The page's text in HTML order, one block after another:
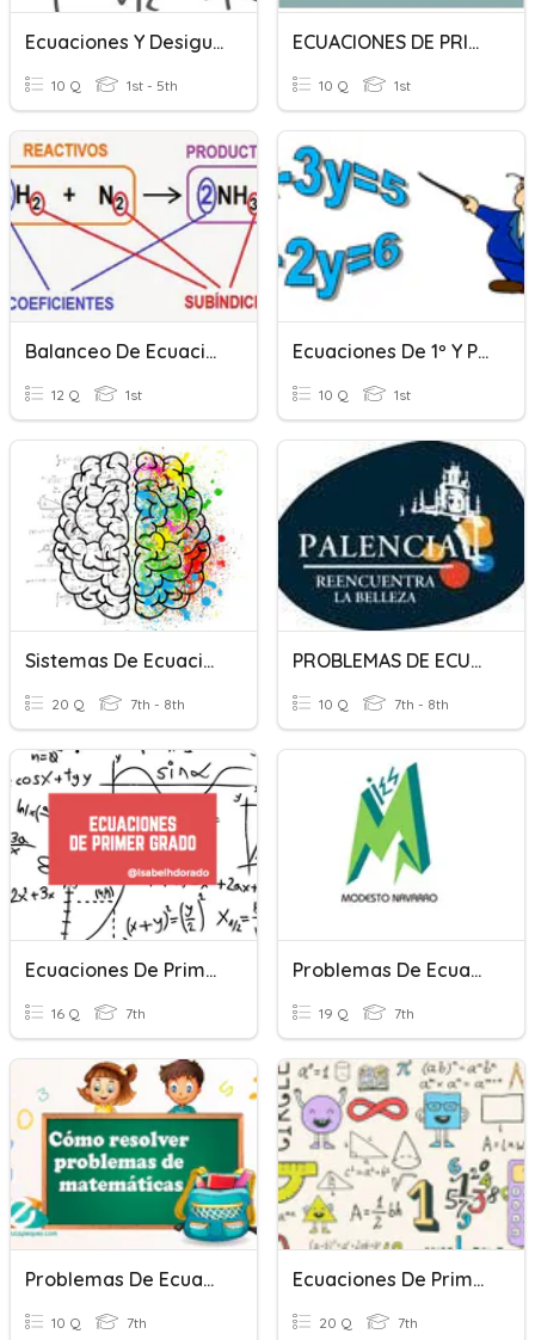
Ecuaciones Y Desigualdades
10 Q 1st - 5th
ECUACIONES DE PRIMER GRADO
10 Q 1st
Balanceo De Ecuaciones
12 Q 1st
Ecuaciones De 1º Y Problemas
10 Q 1st
Sistemas De Ecuaciones
20 Q 7th - 8th
PROBLEMAS DE ECUACIONES
10 Q 7th - 8th
Ecuaciones De Primer Grado
16 Q 7th
Problemas De Ecuaciones
19 Q 7th
Problemas De Ecuaciones De Primer Grado
10 Q 7th
Ecuaciones De Primer Grado
20 Q 7th